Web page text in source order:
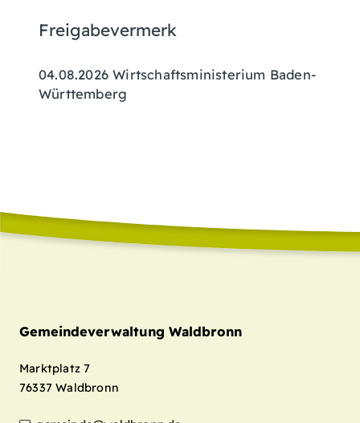
Freigabevermerk
04.08.2026Wirtschaftsministerium Baden-
Württemberg
Gemeindeverwaltung Waldbronn
Marktplatz 7
76337 Waldbronn